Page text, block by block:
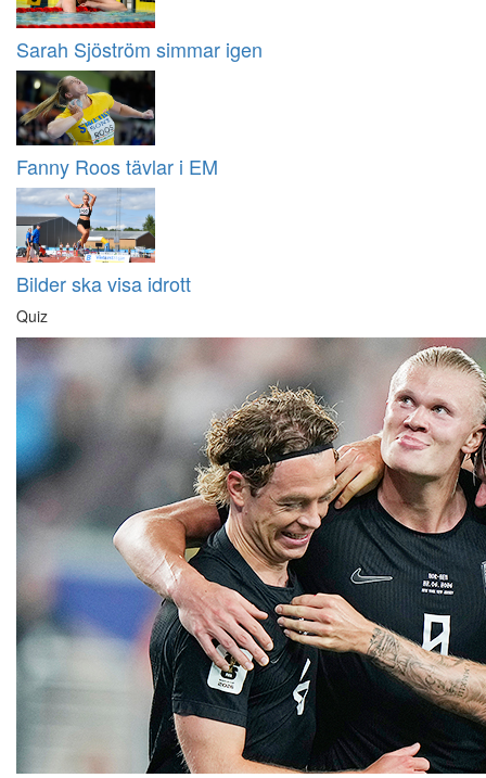
Sarah Sjöström simmar igen
Fanny Roos tävlar i EM
Bilder ska visa idrott
Quiz